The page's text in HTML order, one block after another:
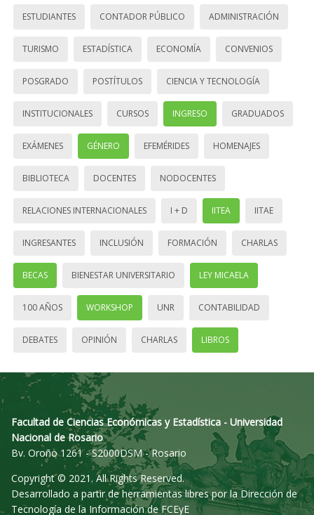
ESTUDIANTES CONTADOR PÚBLICO ADMINISTRACIÓN
TURISMO ESTADÍSTICA ECONOMÍA CONVENIOS
POSGRADO POSTÍTULOS CIENCIA Y TECNOLOGÍA
INSTITUCIONALES CURSOS INGRESO GRADUADOS
EXÁMENES GÉNERO EFEMÉRIDES HOMENAJES
BIBLIOTECA DOCENTES NODOCENTES
RELACIONES INTERNACIONALES I + D IITEA IITAE
INGRESANTES INCLUSIÓN FORMACIÓN CHARLAS
BECAS BIENESTAR UNIVERSITARIO LEY MICAELA
100 AÑOS WORKSHOP UNR CONTABILIDAD
DEBATES OPINIÓN CHARLAS LIBROS
Facultad de Ciencias Económicas y Estadística - Universidad
Nacional de Rosario
Bv. Oroño 1261 - S2000DSM - Rosario
Copyright © 2021. All Rights Reserved.
Desarrollado a partir de herramientas libres por la Dirección de
Tecnología de la Información de FCEyE